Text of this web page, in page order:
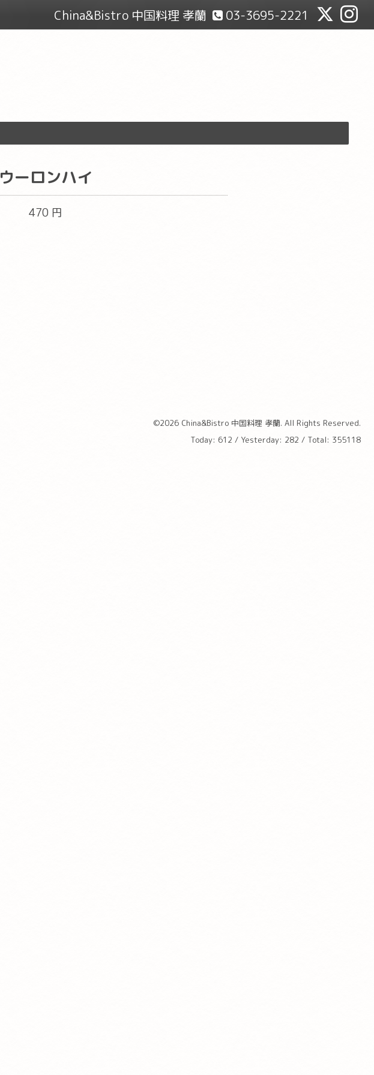
03-3695-2221
China&Bistro 中国料理 孝蘭
ウーロンハイ
470 円
©2026 China&Bistro 中国料理 孝蘭. All Rights Reserved.
Today: 612 / Yesterday: 282 / Total: 355118